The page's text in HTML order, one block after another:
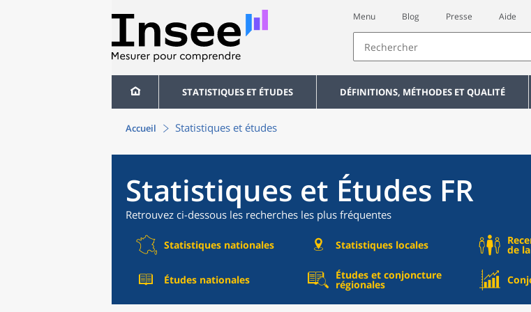
Menu Blog Presse Aide
STATISTIQUES ET ÉTUDES DÉFINITIONS, MÉTHODES ET QUALITÉ
Accueil Statistiques et études
Statistiques et Études FR
Retrouvez ci-dessous les recherches les plus fréquentes
Statistiques nationales Statistiques locales de
Études nationales Études et conjoncture
régionales